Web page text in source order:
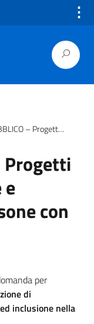
⋮
e Inclusione delle Persone con Disabilità
Progetti
con
per
di
inclusione nella